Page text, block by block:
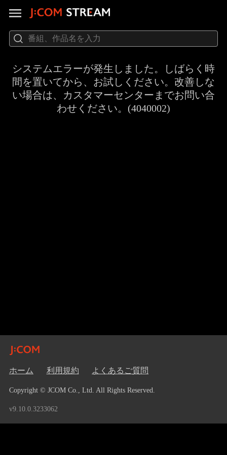
システムエラーが発生しました。しばらく時
間を置いてから、お試しください。改善しな
い場合は、カスタマーセンターまでお問い合
わせください。(4040002)
ホーム 利用規約 よくあるご質問
Copyright © JCOM Co., Ltd. All Rights Reserved.
v9.10.0.3233062